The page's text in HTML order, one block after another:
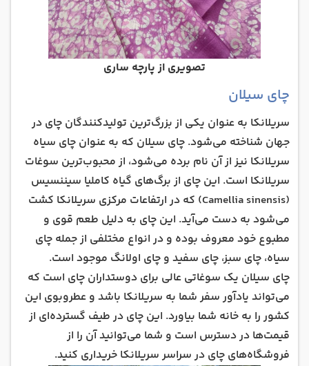
تصویری از پارچه ساری
چای سیلان
سریلانکا به عنوان یکی از بزرگ‌ترین تولیدکنندگان چای در
جهان شناخته می‌شود. چای سیلان که به عنوان چای سیاه
سریلانکا نیز از آن نام برده می‌شود، از محبوب‌ترین سوغات
سریلانکا است. این چای از برگ‌های گیاه کاملیا سیننسیس
(Camellia sinensis) که در ارتفاعات مرکزی سریلانکا کشت
می‌شود به دست می‌آید. این چای به دلیل طعم قوی و
مطبوع خود معروف بوده و در انواع مختلفی از جمله چای
سیاه، چای سبز، چای سفید و چای اولانگ موجود است.
چای سیلان یک سوغاتی عالی برای دوستداران چای است که
می‌تواند یادآور سفر شما به سریلانکا باشد و عطروبوی این
کشور را به خانه شما بیاورد. این چای در طیف گسترده‌ای از
قیمت‌ها در دسترس است و شما می‌توانید آن را از
فروشگاه‌های چای در سراسر سریلانکا خریداری کنید.